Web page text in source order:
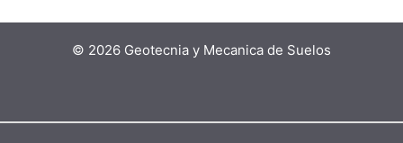
© 2026 Geotecnia y Mecanica de Suelos